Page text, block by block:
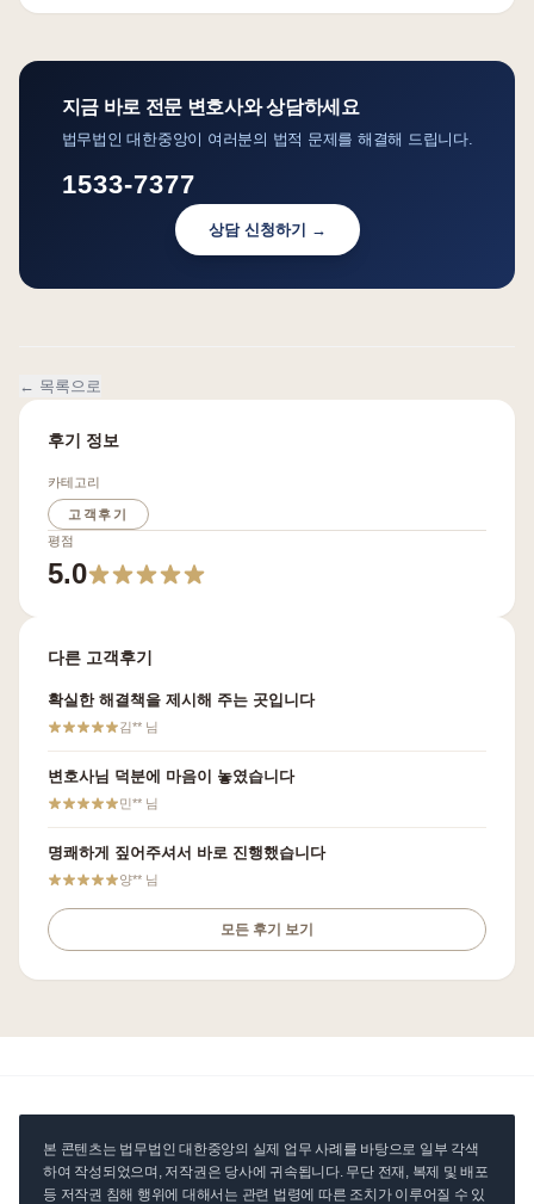
지금 바로 전문 변호사와 상담하세요
법무법인 대한중앙이 여러분의 법적 문제를 해결해 드립니다.
1533-7377
상담 신청하기 →
← 목록으로
후기 정보
카테고리
고객후기
평점
5.0
다른 고객후기
확실한 해결책을 제시해 주는 곳입니다
김** 님
변호사님 덕분에 마음이 놓였습니다
민** 님
명쾌하게 짚어주셔서 바로 진행했습니다
양** 님
모든 후기 보기
본 콘텐츠는 법무법인 대한중앙의 실제 업무 사례를 바탕으로 일부 각색
하여 작성되었으며, 저작권은 당사에 귀속됩니다. 무단 전재, 복제 및 배포
등 저작권 침해 행위에 대해서는 관련 법령에 따른 조치가 이루어질 수 있